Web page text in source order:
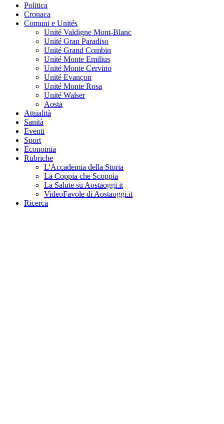
Politica
Cronaca
Comuni e Unités
Unité Valdigne Mont-Blanc
Unité Gran Paradiso
Unité Grand Combin
Unité Monte Emilius
Unité Monte Cervino
Unité Evançon
Unité Monte Rosa
Unité Walser
Aosta
Attualità
Sanità
Eventi
Sport
Economia
Rubriche
L'Accademia della Storia
La Coppia che Scoppia
La Salute su Aostaoggi.it
VideoFavole di Aostaoggi.it
Ricerca